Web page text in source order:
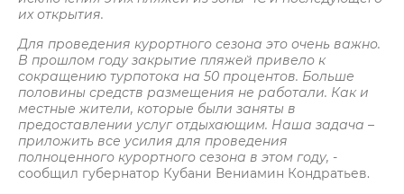
их открытия.
Для проведения курортного сезона это очень важно.
В прошлом году закрытие пляжей привело к
сокращению турпотока на 50 процентов. Больше
половины средств размещения не работали. Как и
местные жители, которые были заняты в
предоставлении услуг отдыхающим. Наша задача –
приложить все усилия для проведения
полноценного курортного сезона в этом году, -
сообщил губернатор Кубани Вениамин Кондратьев.